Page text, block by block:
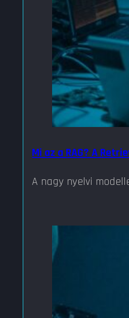
Mi az a RAG? A
A nagy nyelvi